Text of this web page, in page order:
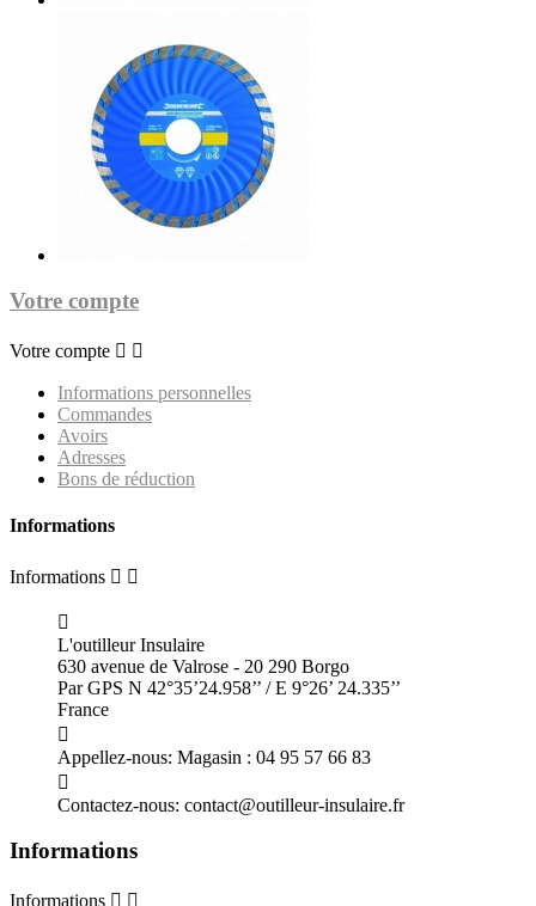
Votre compte
Votre compte  
Informations personnelles
Commandes
Avoirs
Adresses
Bons de réduction
Informations
Informations  

L'outilleur Insulaire
630 avenue de Valrose - 20 290 Borgo
Par GPS N 42°35’24.958’’ / E 9°26’ 24.335’’
France

Appellez-nous: Magasin : 04 95 57 66 83

Contactez-nous: contact@outilleur-insulaire.fr
Informations
Informations  